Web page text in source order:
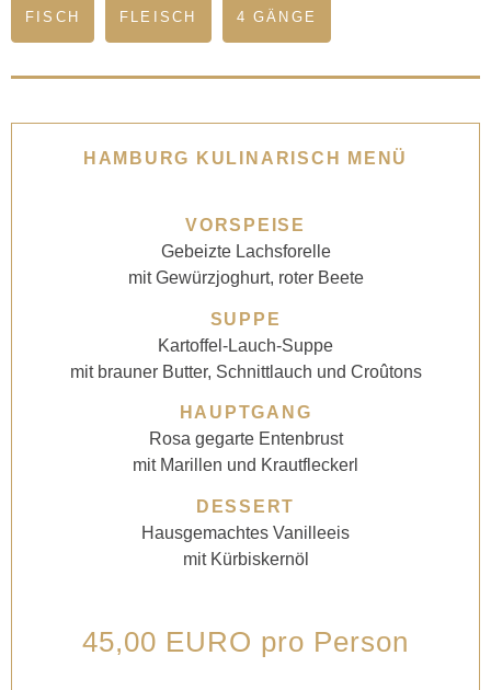
FISCH FLEISCH 4 GÄNGE
HAMBURG KULINARISCH MENÜ
VORSPEISE
Gebeizte Lachsforelle
mit Gewürzjoghurt, roter Beete
SUPPE
Kartoffel-Lauch-Suppe
mit brauner Butter, Schnittlauch und Croûtons
HAUPTGANG
Rosa gegarte Entenbrust
mit Marillen und Krautfleckerl
DESSERT
Hausgemachtes Vanilleeis
mit Kürbiskernöl
45,00 EURO pro Person